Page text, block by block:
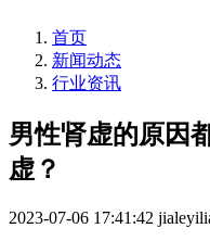
首页
新闻动态
行业资讯
男性肾虚的原因
虚？
2023-07-06 17:41:42